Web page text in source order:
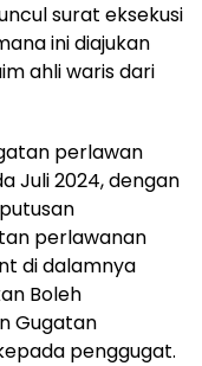
surat eksekusi
ini diajukan
ahli waris dari
perlawan
Juli 2024, dengan
perlawanan
di dalamnya
Boleh
Gugatan
penggugat.